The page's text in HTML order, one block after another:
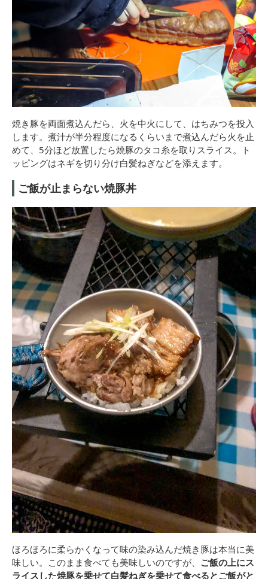
焼き豚を両面煮込んだら、火を中火にして、はちみつを投入
します。煮汁が半分程度になるくらいまで煮込んだら火を止
めて、5分ほど放置したら焼豚のタコ糸を取りスライス。ト
ッピングはネギを切り分け白髪ねぎなどを添えます。
ご飯が止まらない焼豚丼
ほろほろに柔らかくなって味の染み込んだ焼き豚は本当に美
味しい。このまま食べても美味しいのですが、 ご飯の上にス
ライスした焼豚を乗せて白髪ねぎを乗せて食べるとご飯がと